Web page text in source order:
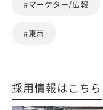
#マーケター/広報
#東京
採用情報はこちら